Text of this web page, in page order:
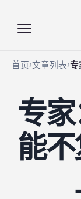
首页 文章列表 专
专
能